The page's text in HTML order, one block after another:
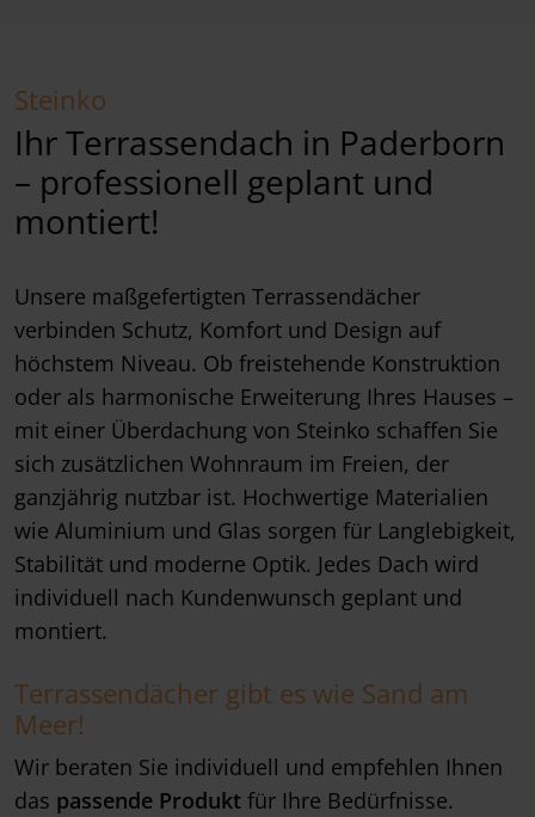
Steinko
Ihr Terrassendach in Paderborn
– professionell geplant und
montiert!
Unsere maßgefertigten Terrassendächer
verbinden Schutz, Komfort und Design auf
höchstem Niveau. Ob freistehende Konstruktion
oder als harmonische Erweiterung Ihres Hauses –
mit einer Überdachung von Steinko schaffen Sie
sich zusätzlichen Wohnraum im Freien, der
ganzjährig nutzbar ist. Hochwertige Materialien
wie Aluminium und Glas sorgen für Langlebigkeit,
Stabilität und moderne Optik. Jedes Dach wird
individuell nach Kundenwunsch geplant und
montiert.
Terrassendächer gibt es wie Sand am
Meer!
Wir beraten Sie individuell und empfehlen Ihnen
das passende Produkt für Ihre Bedürfnisse.